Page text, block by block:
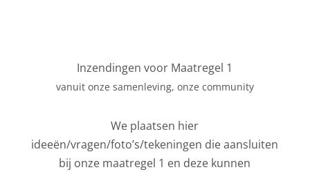
Inzendingen voor Maatregel 1
vanuit onze samenleving, onze community
We plaatsen hier
ideeën/vragen/foto’s/tekeningen die aansluiten
bij onze maatregel 1 en deze kunnen